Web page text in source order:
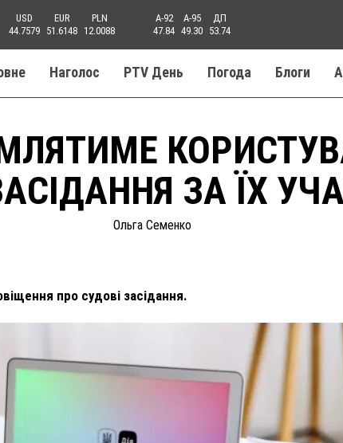
USD
44.7579
EUR
51.6148
PLN
12.0088
A-92
47.84
A-95
49.30
ДП
53.74
Наголос PTV День Погода Блоги
ЗА ЇХ
Ольга Семенко
про судові засідання.